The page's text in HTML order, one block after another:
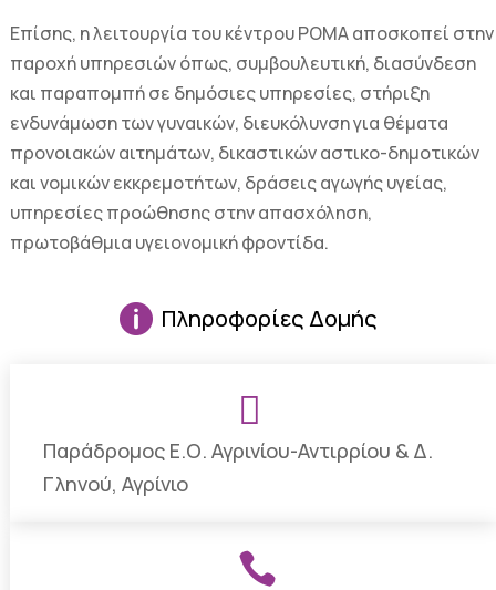
Επίσης, η λειτουργία του κέντρου ΡΟΜΑ αποσκοπεί στην
παροχή υπηρεσιών όπως, συμβουλευτική, διασύνδεση
και παραπομπή σε δημόσιες υπηρεσίες, στήριξη
ενδυνάμωση των γυναικών, διευκόλυνση για θέματα
προνοιακών αιτημάτων, δικαστικών αστικο-δημοτικών
και νομικών εκκρεμοτήτων, δράσεις αγωγής υγείας,
υπηρεσίες προώθησης στην απασχόληση,
πρωτοβάθμια υγειονομική φροντίδα.
 Πληροφορίες Δομής

Παράδρομος Ε.Ο. Αγρινίου-Αντιρρίου & Δ.
Γληνού, Αγρίνιο
